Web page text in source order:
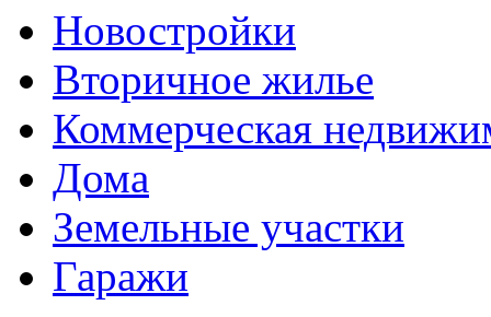
Новостройки
Вторичное жилье
Коммерческая
Дома
Земельные участки
Гаражи